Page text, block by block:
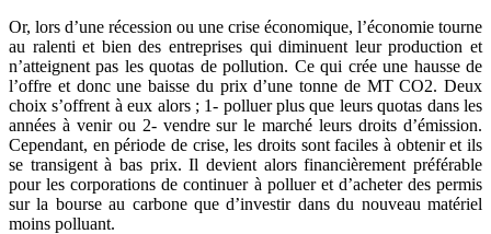
Or, lors d’une récession ou une crise économique, l’économie tourne
au ralenti et bien des entreprises qui diminuent leur production et
n’atteignent pas les quotas de pollution. Ce qui crée une hausse de
l’offre et donc une baisse du prix d’une tonne de MT CO2. Deux
choix s’offrent à eux alors ; 1- polluer plus que leurs quotas dans les
années à venir ou 2- vendre sur le marché leurs droits d’émission.
Cependant, en période de crise, les droits sont faciles à obtenir et ils
se transigent à bas prix. Il devient alors financièrement préférable
pour les corporations de continuer à polluer et d’acheter des permis
sur la bourse au carbone que d’investir dans du nouveau matériel
moins polluant.